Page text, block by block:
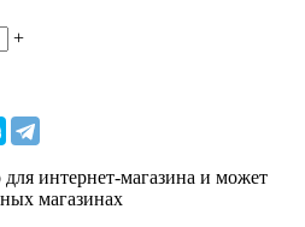
+
интернет-магазина и может
магазинах